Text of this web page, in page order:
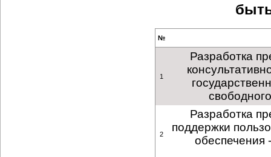
№
1
Разработка
2
Разработка
поддержки
обеспечения